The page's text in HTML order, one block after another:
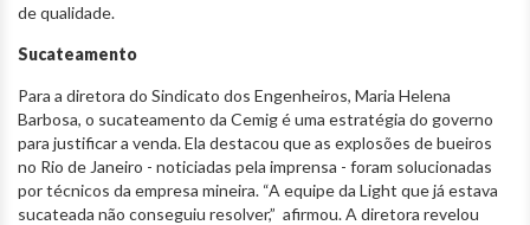
de qualidade.
Sucateamento
Para a diretora do Sindicato dos Engenheiros, Maria Helena
Barbosa, o sucateamento da Cemig é uma estratégia do governo
para justificar a venda. Ela destacou que as explosões de bueiros
no Rio de Janeiro - noticiadas pela imprensa - foram solucionadas
por técnicos da empresa mineira. “A equipe da Light que já estava
sucateada não conseguiu resolver,” afirmou. A diretora revelou